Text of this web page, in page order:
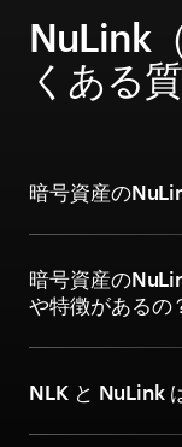
NuLink
くある
暗号資産の
暗号資産の
や特徴があるの
NLK と NuLink